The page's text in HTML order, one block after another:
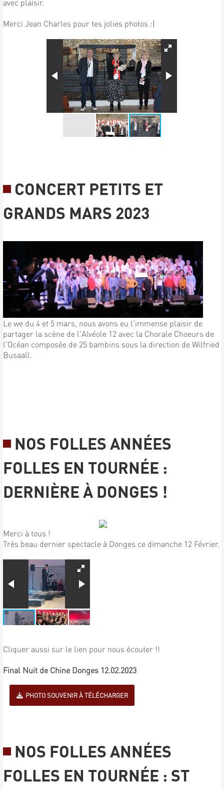
Merci Jean Charles pour tes jolies photos :)
CONCERT PETITS ET
GRANDS MARS 2023
Le we du 4 et 5 mars, nous avons eu l'immense plaisir de
partager la scène de l'Alvéole 12 avec la Chorale Choeurs de
l'Océan composée de 25 bambins sous la direction de Wilfried
Busaall.
NOS FOLLES ANNÉES
FOLLES EN TOURNÉE :
DERNIÈRE À DONGES !
Merci à tous !
Très beau dernier spectacle à Donges ce dimanche 12 Février.
Cliquer aussi sur le lien pour nous écouter !!
Final Nuit de Chine Donges 12.02.2023
PHOTO SOUVENIR À TÉLÉCHARGER
NOS FOLLES ANNÉES
FOLLES EN TOURNÉE : ST